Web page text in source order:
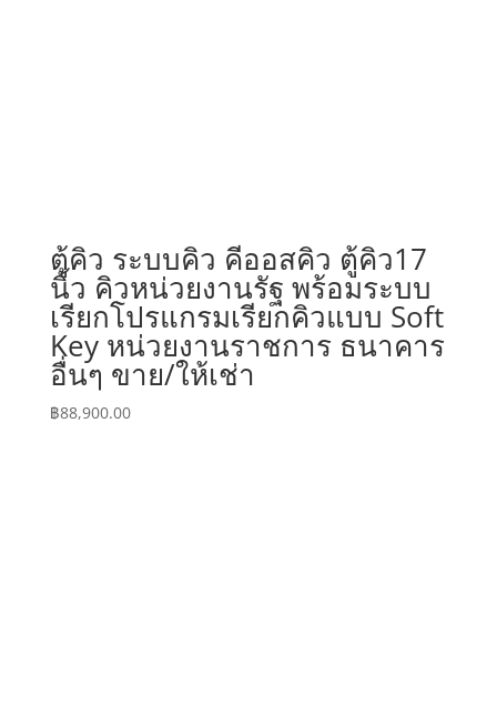
ตู้คิว ระบบคิว คีออสคิว ตู้คิว17
นิ้ว คิวหน่วยงานรัฐ พร้อมระบบ
เรียกโปรแกรมเรียกคิวแบบ Soft
Key หน่วยงานราชการ ธนาคาร
อื่นๆ ขาย/ให้เช่า
฿88,900.00